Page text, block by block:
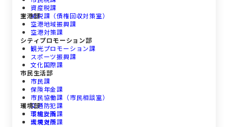
資産税課
納税課（債権回収対策室）
空港部
空港地域振興課
空港対策課
シティプロモーション部
観光プロモーション課
スポーツ振興課
文化国際課
市民生活部
市民課
保険年金課
市民協働課（市民相談室）
交通防犯課
下総支所
大栄支所
環境部
環境計画課
環境対策課